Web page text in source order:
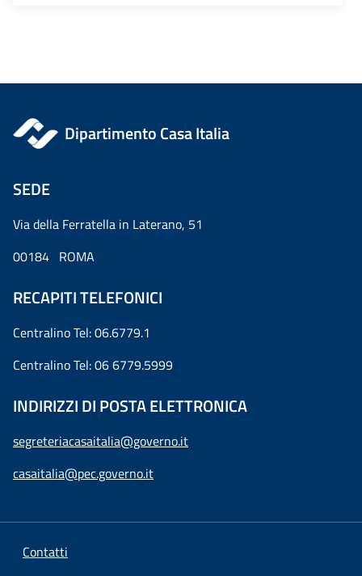
Dipartimento Casa Italia
SEDE
Via della Ferratella in Laterano, 51
00184 ROMA
RECAPITI TELEFONICI
Centralino Tel: 06.6779.1
Centralino Tel: 06 6779.5999
INDIRIZZI DI POSTA ELETTRONICA
segreteriacasaitalia@governo.it
casaitalia@pec.governo.it
Contatti